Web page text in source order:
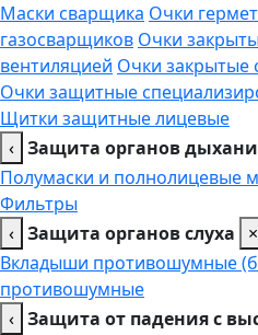
Маски сварщика Очки
газосварщиков Очки
вентиляцией Очки закрытые
Очки защитные
Щитки защитные лицевые
‹ Защита органов
Полумаски и полнолицевые
Фильтры
‹ Защита органов слуха
×
Вкладыши противошумные
противошумные
‹ Защита от падения с